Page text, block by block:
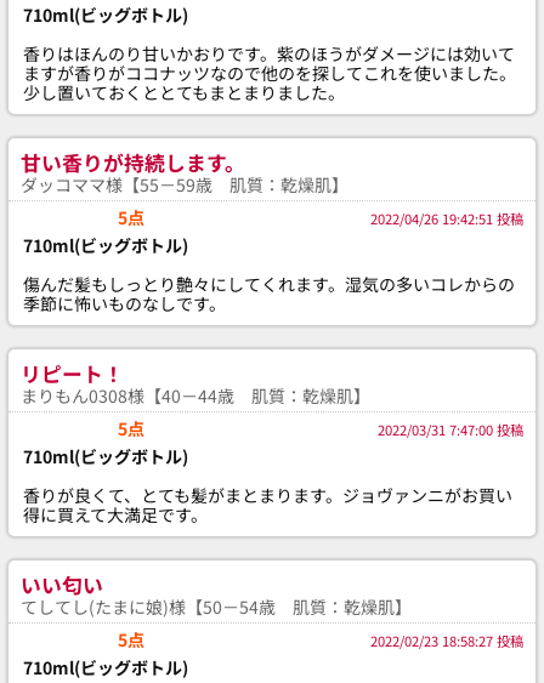
710ml(ビッグボトル)
香りはほんのり甘いかおりです。紫のほうがダメージには効いて
ますが香りがココナッツなので他のを探してこれを使いました。
少し置いておくととてもまとまりました。
甘い香りが持続します。
ダッコママ様【55－59歳 肌質：乾燥肌】
5点
2022/04/26 19:42:51 投稿
710ml(ビッグボトル)
傷んだ髪もしっとり艶々にしてくれます。湿気の多いコレからの
季節に怖いものなしです。
リピート！
まりもん0308様【40－44歳 肌質：乾燥肌】
5点
2022/03/31 7:47:00 投稿
710ml(ビッグボトル)
香りが良くて、とても髪がまとまります。ジョヴァンニがお買い
得に買えて大満足です。
いい匂い
てしてし(たまに娘)様【50－54歳 肌質：乾燥肌】
5点
2022/02/23 18:58:27 投稿
710ml(ビッグボトル)